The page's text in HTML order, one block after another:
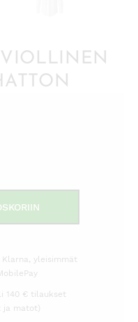
Klarna, yleisimmät
140 € tilaukset
ja matot)